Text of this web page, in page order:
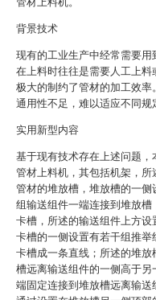
背景技术
现有的工业生产中经常需要
在上料时往往是需要人工上料
极大的制约了管材的加工效
通用性不足，难以适应不同规
实用新型内容
基于现有技术存在上述问题
管材上料机，其包括机架，
管材的堆放槽，堆放槽的一
组输送组件一端连接到堆放
卡槽，所述的输送组件上方
卡槽的一侧设置有若干组推
卡槽成一条直线；所述的堆
槽远离输送组件的一侧高于
端固定连接到堆放槽远离输